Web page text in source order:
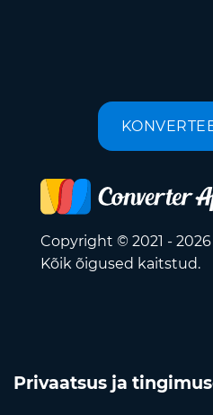
Copyright © 2021 -
Kõik õigused kaitstud.
Privaatsus ja